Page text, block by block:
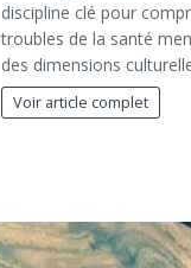
discipline clé pour
troubles de la santé
des dimensions
Voir article complet